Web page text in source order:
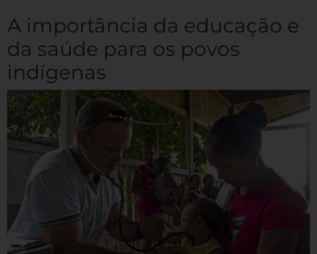
A importância da educação e
da saúde para os povos
indígenas